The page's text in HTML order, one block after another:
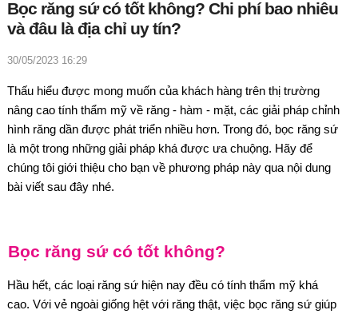
Bọc răng sứ có tốt không? Chi phí bao nhiêu
và đâu là địa chỉ uy tín?
30/05/2023 16:29
Thấu hiểu được mong muốn của khách hàng trên thị trường
nâng cao tính thẩm mỹ về răng - hàm - mặt, các giải pháp chỉnh
hình răng dần được phát triển nhiều hơn. Trong đó, bọc răng sứ
là một trong những giải pháp khá được ưa chuộng. Hãy để
chúng tôi giới thiệu cho bạn về phương pháp này qua nội dung
bài viết sau đây nhé.
Bọc răng sứ có tốt không?
Hầu hết, các loại răng sứ hiện nay đều có tính thẩm mỹ khá
cao. Với vẻ ngoài giống hệt với răng thật, việc bọc răng sứ giúp